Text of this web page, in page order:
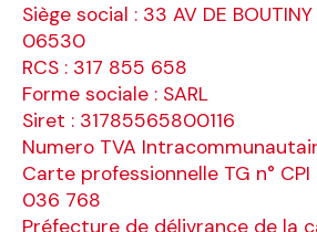
Siège social : 33 AV DE
06530
RCS : 317 855 658
Forme sociale : SARL
Siret : 31785565800116
Numero TVA
Carte professionnelle TG n°
036 768
Préfecture de délivrance de la